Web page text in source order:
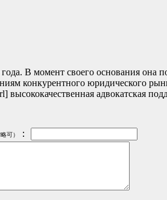
В момент своего основания
конкурентного юридического
адвокатская
略可） ：